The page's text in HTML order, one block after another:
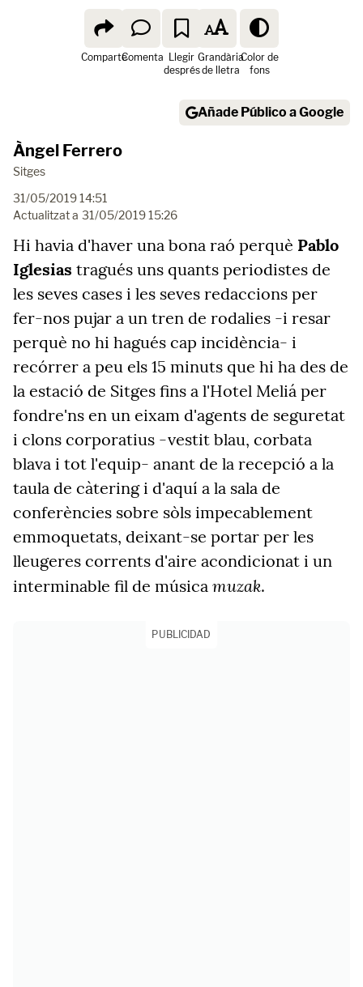
ComparteComenta Llegir
després
Grandària
de lletra
Color de
fons
Añade Público a Google
Àngel Ferrero
Sitges
31/05/2019 14:51
Actualitzat a 31/05/2019 15:26
Hi havia d'haver una bona raó perquè Pablo
Iglesias tragués uns quants periodistes de
les seves cases i les seves redaccions per
fer-nos pujar a un tren de rodalies -i resar
perquè no hi hagués cap incidència- i
recórrer a peu els 15 minuts que hi ha des de
la estació de Sitges fins a l'Hotel Meliá per
fondre'ns en un eixam d'agents de seguretat
i clons corporatius -vestit blau, corbata
blava i tot l'equip- anant de la recepció a la
taula de càtering i d'aquí a la sala de
conferències sobre sòls impecablement
emmoquetats, deixant-se portar per les
lleugeres corrents d'aire acondicionat i un
interminable fil de música muzak.
PUBLICIDAD